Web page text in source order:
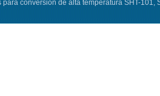
conversión de alta temperatura SHT-101,